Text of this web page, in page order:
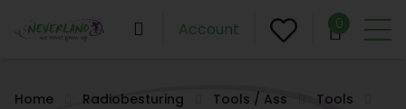
Account 0
Home Radiobesturing Tools / Ass
Tools